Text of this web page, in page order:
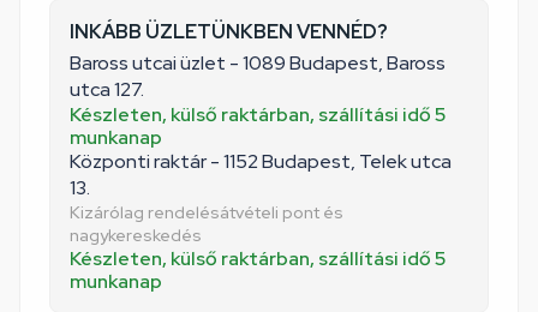
INKÁBB ÜZLETÜNKBEN VENNÉD?
Baross utcai üzlet - 1089 Budapest, Baross
utca 127.
Készleten, külső raktárban, szállítási idő 5
munkanap
Központi raktár - 1152 Budapest, Telek utca
13.
Kizárólag rendelésátvételi pont és
nagykereskedés
Készleten, külső raktárban, szállítási idő 5
munkanap